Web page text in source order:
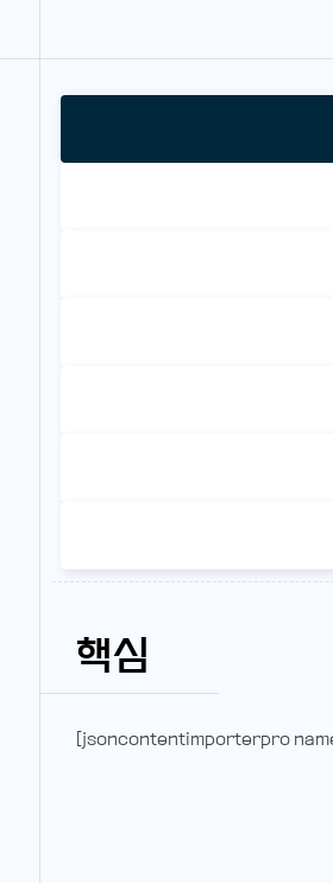
핵심
[jsoncontentimporterpro